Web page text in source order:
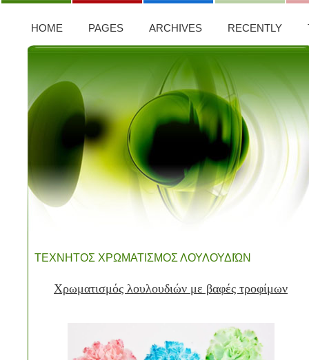
HOME PAGES ARCHIVES RECENTLY
ΤΕΧΝΗΤΟΣ ΧΡΩΜΑΤΙΣΜΟΣ ΛΟΥΛΟΥΔΙΏΝ
Χρωματισμός λουλουδιών με βαφές τροφίμων